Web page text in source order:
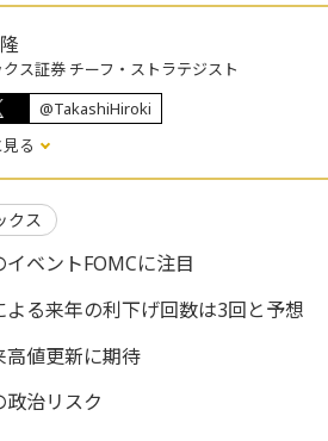
ス証券 チーフ・ストラテジスト
@TakashiHiroki
る
クス
ベントFOMCに注目
よる来年の利下げ回数は3回と予想
高値更新に期待
治リスク